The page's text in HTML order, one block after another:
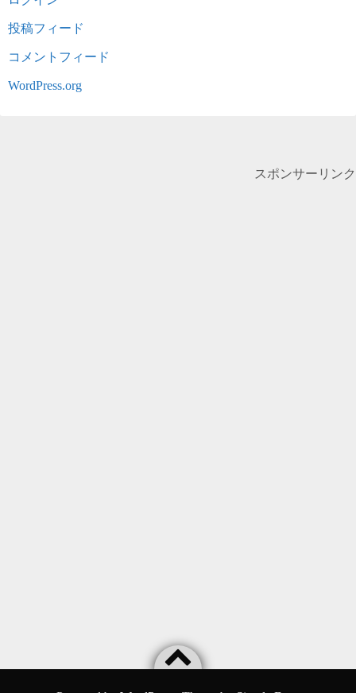
投稿フィード
コメントフィード
WordPress.org
スポンサーリンク